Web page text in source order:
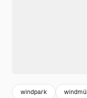
windpark